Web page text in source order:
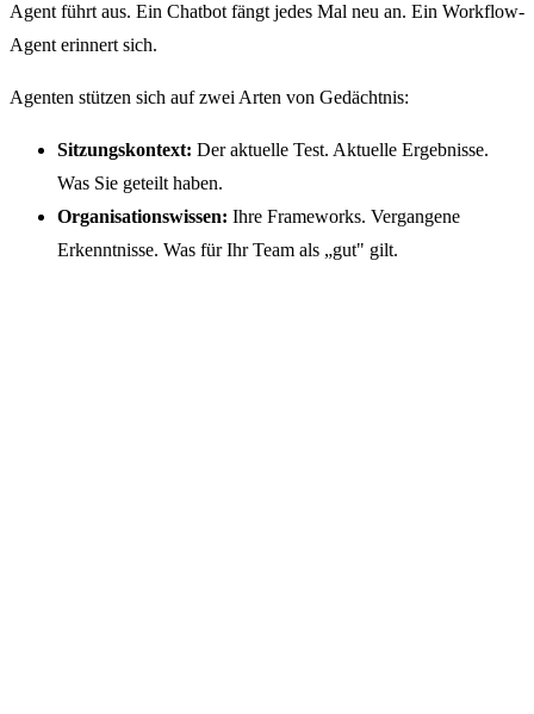
Agent führt aus. Ein Chatbot fängt jedes Mal neu an. Ein Workflow-
Agent erinnert sich.
Agenten stützen sich auf zwei Arten von Gedächtnis:
Sitzungskontext: Der aktuelle Test. Aktuelle Ergebnisse.
Was Sie geteilt haben.
Organisationswissen: Ihre Frameworks. Vergangene
Erkenntnisse. Was für Ihr Team als „gut" gilt.